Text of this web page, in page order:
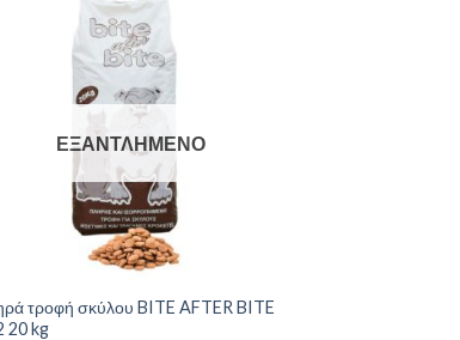
ΕΞΑΝΤΛΗΜΈΝΟ
τροφή σκύλου BITE AFTER BITE
20 kg